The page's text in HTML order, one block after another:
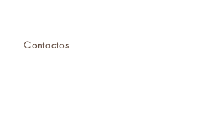
Contactos